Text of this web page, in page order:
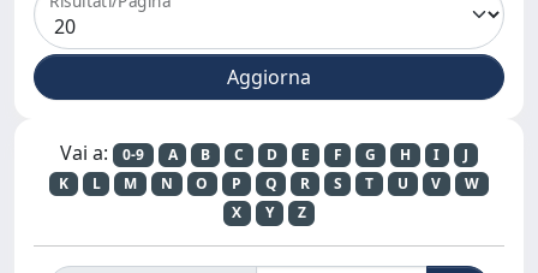
Vai a: 0-9 A B C D E F G H I
J
K
L M N O P Q R S T U V
W
X
Y Z